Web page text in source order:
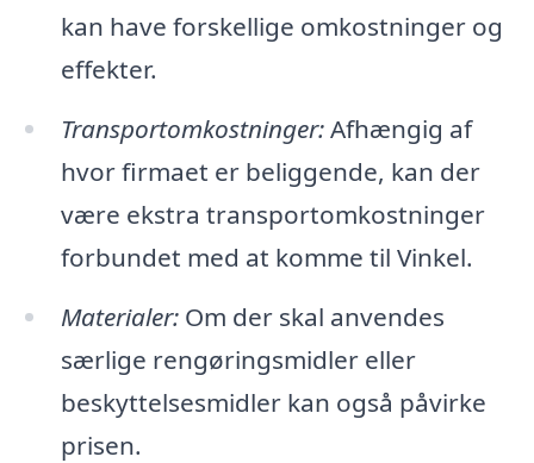
kan have forskellige omkostninger og
effekter.
Transportomkostninger:Afhængig af
hvor firmaet er beliggende, kan der
være ekstra transportomkostninger
forbundet med at komme til Vinkel.
Materialer:Om der skal anvendes
særlige rengøringsmidler eller
beskyttelsesmidler kan også påvirke
prisen.